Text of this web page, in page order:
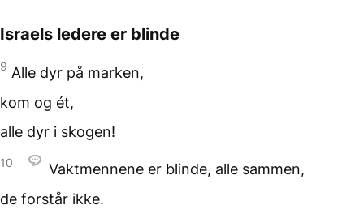
Israels ledere er blinde
9 Alle dyr på marken,
kom og ét,
alle dyr i skogen!
10 Vaktmennene er blinde, alle sammen,
de forstår ikke.